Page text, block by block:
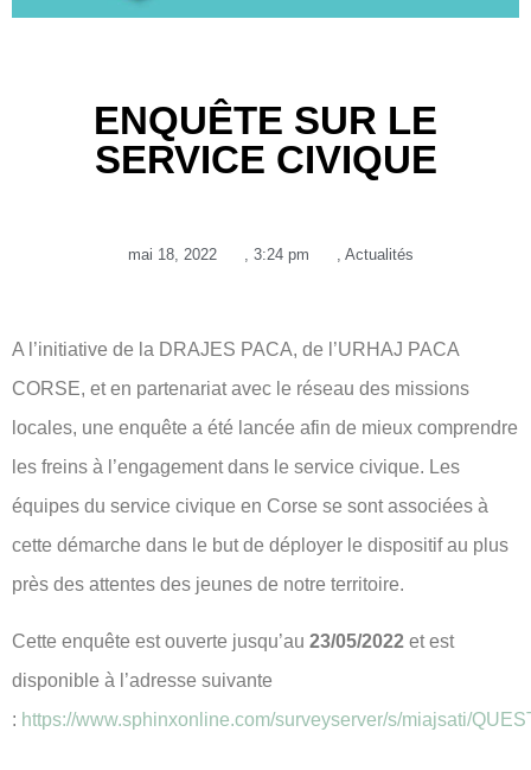
ENQUÊTE SUR LE
SERVICE CIVIQUE
mai 18, 2022 , 3:24 pm , Actualités
A l’initiative de la DRAJES PACA, de l’URHAJ PACA
CORSE, et en partenariat avec le réseau des missions
locales, une enquête a été lancée afin de mieux comprendre
les freins à l’engagement dans le service civique. Les
équipes du service civique en Corse se sont associées à
cette démarche dans le but de déployer le dispositif au plus
près des attentes des jeunes de notre territoire.
Cette enquête est ouverte jusqu’au 23/05/2022 et est
disponible à l’adresse suivante
: https://www.sphinxonline.com/surveyserver/s/miajsati/